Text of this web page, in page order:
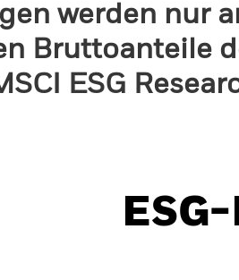
werden nur
Bruttoanteile
ESG